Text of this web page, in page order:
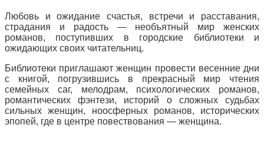
Любовь и ожидание счастья, встречи и расставания,
страдания и радость — необъятный мир женских
романов, поступивших в городские библиотеки и
ожидающих своих читательниц.
Библиотеки приглашают женщин провести весенние дни
с книгой, погрузившись в прекрасный мир чтения
семейных саг, мелодрам, психологических романов,
романтических фэнтези, историй о сложных судьбах
сильных женщин, ноосферных романов, исторических
эпопей, где в центре повествования — женщина.